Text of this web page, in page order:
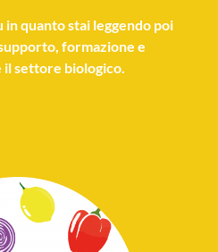
in quanto stai leggendo poi
formazione e
settore biologico.